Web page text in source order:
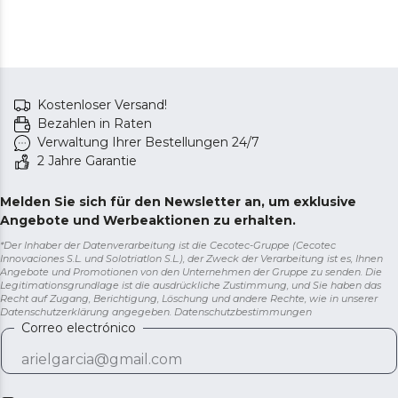
Kostenloser Versand!
Bezahlen in Raten
Verwaltung Ihrer Bestellungen 24/7
2 Jahre Garantie
Melden Sie sich für den Newsletter an, um exklusive
Angebote und Werbeaktionen zu erhalten.
*Der Inhaber der Datenverarbeitung ist die Cecotec-Gruppe (Cecotec
Innovaciones S.L. und Solotriatlon S.L.), der Zweck der Verarbeitung ist es, Ihnen
Angebote und Promotionen von den Unternehmen der Gruppe zu senden. Die
Legitimationsgrundlage ist die ausdrückliche Zustimmung, und Sie haben das
Recht auf Zugang, Berichtigung, Löschung und andere Rechte, wie in unserer
Datenschutzerklärung angegeben. Datenschutzbestimmungen
Correo electrónico